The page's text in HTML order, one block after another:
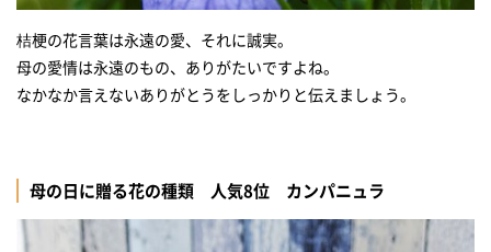
桔梗の花言葉は永遠の愛、それに誠実。
母の愛情は永遠のもの、ありがたいですよね。
なかなか言えないありがとうをしっかりと伝えましょう。
母の日に贈る花の種類 人気8位 カンパニュラ